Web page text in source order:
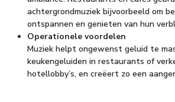
achtergrondmuziek bijvoorbeeld om
ontspannen en genieten van hun
Operationele voordelen
Muziek helpt ongewenst geluid te
keukengeluiden in restaurants of
hotellobby’s, en creëert zo een